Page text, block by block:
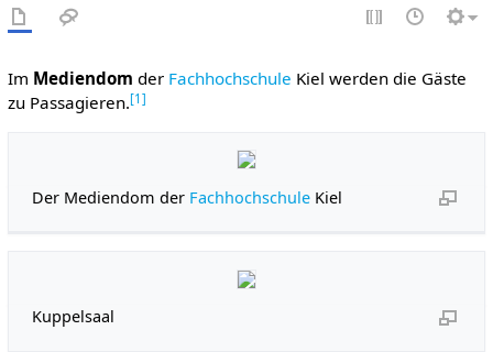
Im Mediendom der Fachhochschule Kiel werden die Gäste
zu Passagieren.[1 ]
Der Mediendom der Fachhochschule Kiel
Kuppelsaal